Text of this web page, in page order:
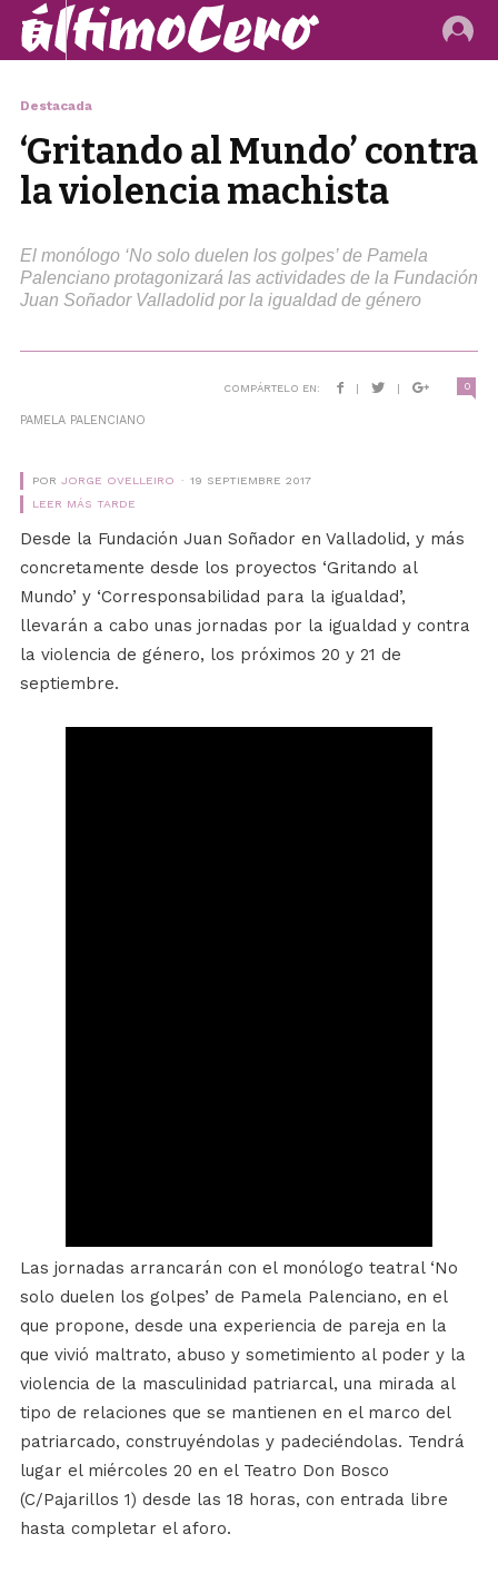
Destacada
‘Gritando al Mundo’ contra
la violencia machista
El monólogo ‘No solo duelen los golpes’ de Pamela
Palenciano protagonizará las actividades de la Fundación
Juan Soñador Valladolid por la igualdad de género
COMPÁRTELO EN: | | 0
PAMELA PALENCIANO
POR JORGE OVELLEIRO
19 SEPTIEMBRE 2017
LEER MÁS TARDE
Desde la Fundación Juan Soñador en Valladolid, y más
concretamente desde los proyectos ‘Gritando al
Mundo’ y ‘Corresponsabilidad para la igualdad’,
llevarán a cabo unas jornadas por la igualdad y contra
la violencia de género, los próximos 20 y 21 de
septiembre.
Las jornadas arrancarán con el monólogo teatral ‘No
solo duelen los golpes’ de Pamela Palenciano, en el
que propone, desde una experiencia de pareja en la
que vivió maltrato, abuso y sometimiento al poder y la
violencia de la masculinidad patriarcal, una mirada al
tipo de relaciones que se mantienen en el marco del
patriarcado, construyéndolas y padeciéndolas. Tendrá
lugar el miércoles 20 en el Teatro Don Bosco
(C/Pajarillos 1) desde las 18 horas, con entrada libre
hasta completar el aforo.